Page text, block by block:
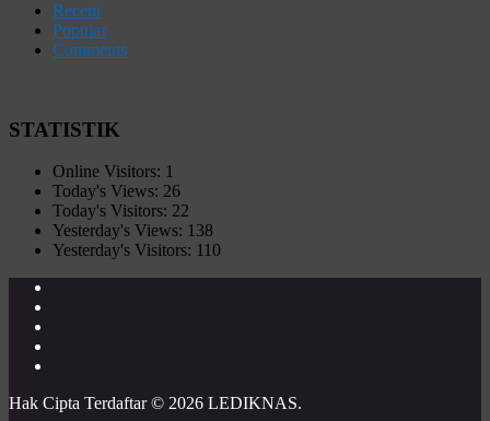
Recent
Popular
Comments
STATISTIK
Online Visitors: 1
Today's Views: 26
Today's Visitors: 22
Yesterday's Views: 138
Yesterday's Visitors: 110
Hak Cipta Terdaftar © 2026 LEDIKNAS.